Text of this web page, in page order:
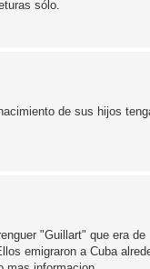
sólo.
de sus hijos
"Guillart" que era de
emigraron a Cuba